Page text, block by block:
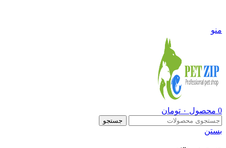
منو
0 محصول ۰ تومان
جستجو
بستن